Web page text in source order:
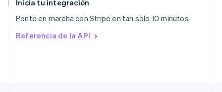
Inicia tu integración
Ponte en marcha con Stripe en tan solo 10 minutos
Referencia de la API
English
English